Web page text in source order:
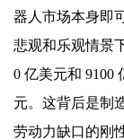
器人市场本身即
悲观和乐观情景
0 亿美元和 9100
元。这背后是制
劳动力缺口的刚